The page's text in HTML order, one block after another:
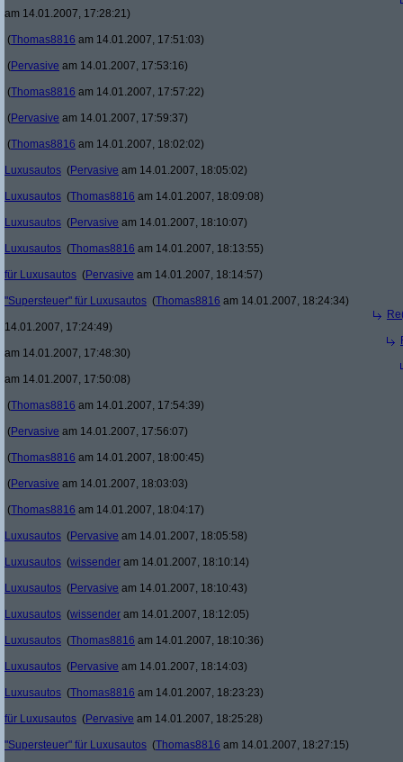
am 14.01.2007, 17:28:21)
(Thomas8816 am 14.01.2007, 17:51:03)
(Pervasive am 14.01.2007, 17:53:16)
(Thomas8816 am 14.01.2007, 17:57:22)
(Pervasive am 14.01.2007, 17:59:37)
(Thomas8816 am 14.01.2007, 18:02:02)
Luxusautos (Pervasive am 14.01.2007, 18:05:02)
Luxusautos (Thomas8816 am 14.01.2007, 18:09:08)
Luxusautos (Pervasive am 14.01.2007, 18:10:07)
Luxusautos (Thomas8816 am 14.01.2007, 18:13:55)
für Luxusautos (Pervasive am 14.01.2007, 18:14:57)
"Supersteuer" für Luxusautos (Thomas8816 am 14.01.2007, 18:24:34)
14.01.2007, 17:24:49)
am 14.01.2007, 17:48:30)
am 14.01.2007, 17:50:08)
(Thomas8816 am 14.01.2007, 17:54:39)
(Pervasive am 14.01.2007, 17:56:07)
(Thomas8816 am 14.01.2007, 18:00:45)
(Pervasive am 14.01.2007, 18:03:03)
(Thomas8816 am 14.01.2007, 18:04:17)
Luxusautos (Pervasive am 14.01.2007, 18:05:58)
Luxusautos (wissender am 14.01.2007, 18:10:14)
Luxusautos (Pervasive am 14.01.2007, 18:10:43)
Luxusautos (wissender am 14.01.2007, 18:12:05)
Luxusautos (Thomas8816 am 14.01.2007, 18:10:36)
Luxusautos (Pervasive am 14.01.2007, 18:14:03)
Luxusautos (Thomas8816 am 14.01.2007, 18:23:23)
für Luxusautos (Pervasive am 14.01.2007, 18:25:28)
"Supersteuer" für Luxusautos (Thomas8816 am 14.01.2007, 18:27:15)